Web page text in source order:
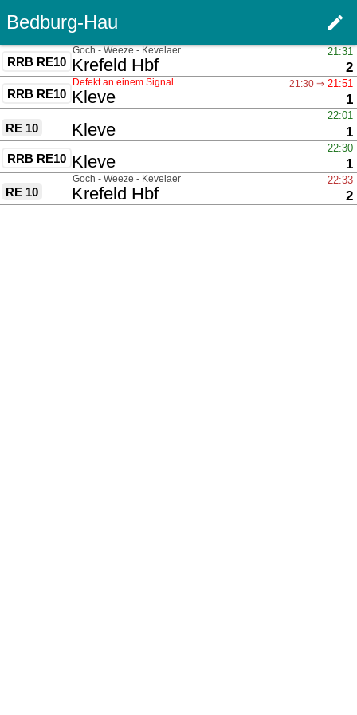
Bedburg-Hau edit
RRB RE10 nach
Krefeld Hbf
21:31
2
über
Goch - Weeze - Kevelaer
RRB RE10 nach
Kleve
21:30 ⇒ 21:51
1
Defekt an einem Signal
RE 10 nach
Kleve
22:01
1
RRB RE10 nach
Kleve
22:30
1
RE 10 nach
Krefeld Hbf
22:33
2
über
Goch - Weeze - Kevelaer